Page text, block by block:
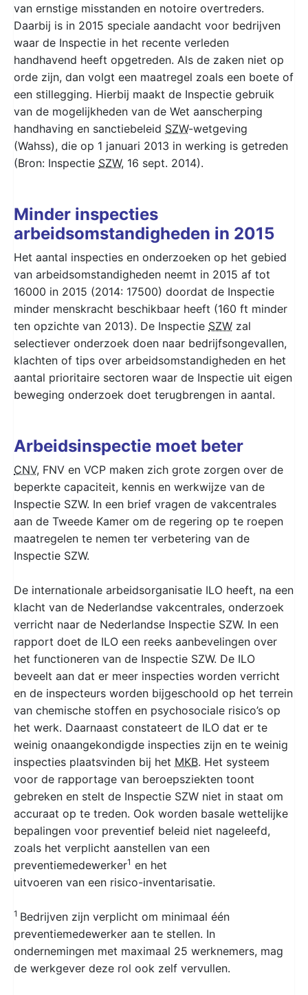
van ernstige misstanden en notoire overtreders.
Daarbij is in 2015 speciale aandacht voor bedrijven
waar de Inspectie in het recente verleden
handhavend heeft opgetreden. Als de zaken niet op
orde zijn, dan volgt een maatregel zoals een boete of
een stillegging. Hierbij maakt de Inspectie gebruik
van de mogelijkheden van de Wet aanscherping
handhaving en sanctiebeleid SZW-wetgeving
(Wahss), die op 1 januari 2013 in werking is getreden
(Bron: Inspectie SZW, 16 sept. 2014).
Minder inspecties
arbeidsomstandigheden in 2015
Het aantal inspecties en onderzoeken op het gebied
van arbeidsomstandigheden neemt in 2015 af tot
16000 in 2015 (2014: 17500) doordat de Inspectie
minder menskracht beschikbaar heeft (160 ft minder
ten opzichte van 2013). De Inspectie SZW zal
selectiever onderzoek doen naar bedrijfsongevallen,
klachten of tips over arbeidsomstandigheden en het
aantal prioritaire sectoren waar de Inspectie uit eigen
beweging onderzoek doet terugbrengen in aantal.
Arbeidsinspectie moet beter
CNV, FNV en VCP maken zich grote zorgen over de
beperkte capaciteit, kennis en werkwijze van de
Inspectie SZW. In een brief vragen de vakcentrales
aan de Tweede Kamer om de regering op te roepen
maatregelen te nemen ter verbetering van de
Inspectie SZW.
De internationale arbeidsorganisatie ILO heeft, na een
klacht van de Nederlandse vakcentrales, onderzoek
verricht naar de Nederlandse Inspectie SZW. In een
rapport doet de ILO een reeks aanbevelingen over
het functioneren van de Inspectie SZW. De ILO
beveelt aan dat er meer inspecties worden verricht
en de inspecteurs worden bijgeschoold op het terrein
van chemische stoffen en psychosociale risico’s op
het werk. Daarnaast constateert de ILO dat er te
weinig onaangekondigde inspecties zijn en te weinig
inspecties plaatsvinden bij het MKB. Het systeem
voor de rapportage van beroepsziekten toont
gebreken en stelt de Inspectie SZW niet in staat om
accuraat op te treden. Ook worden basale wettelijke
bepalingen voor preventief beleid niet nageleefd,
zoals het verplicht aanstellen van een
preventiemedewerker1 en het
uitvoeren van een risico-inventarisatie.
1 Bedrijven zijn verplicht om minimaal één
preventiemedewerker aan te stellen. In
ondernemingen met maximaal 25 werknemers, mag
de werkgever deze rol ook zelf vervullen.